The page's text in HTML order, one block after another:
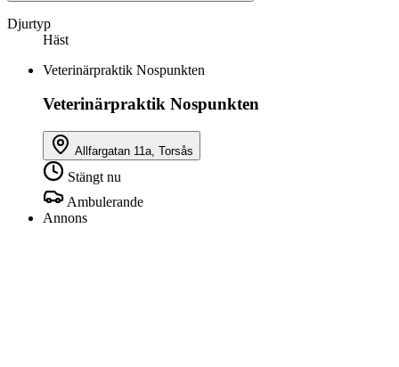
Djurtyp
Häst
Veterinärpraktik Nospunkten
Veterinärpraktik Nospunkten
Allfargatan 11a, Torsås
Stängt nu
Ambulerande
Annons